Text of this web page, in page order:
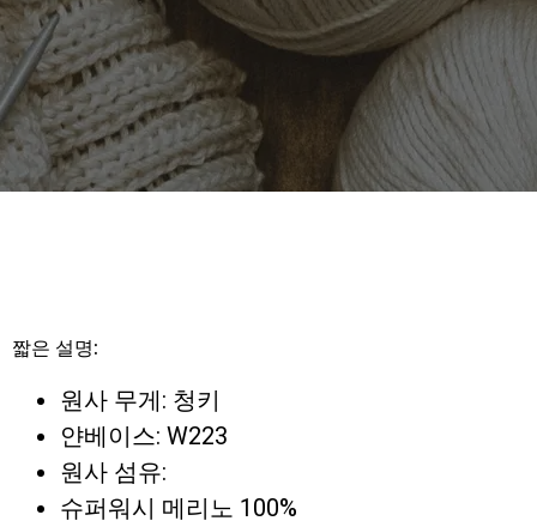
짧은 설명:
원사 무게: 청키
얀베이스: W223
원사 섬유:
슈퍼워시 메리노 100%